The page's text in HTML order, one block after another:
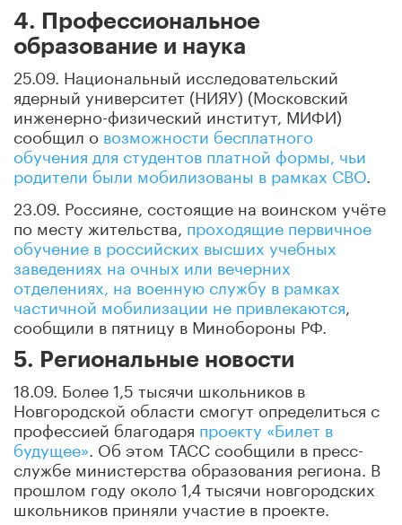
4. Профессиональное
образование и наука
25.09. Национальный исследовательский
ядерный университет (НИЯУ) (Московский
инженерно-физический институт, МИФИ)
сообщил о возможности бесплатного
обучения для студентов платной формы, чьи
родители были мобилизованы в рамках СВО
23.09. Россияне, состоящие на воинском учёте
по месту жительства, проходящие первичное
обучение в российских высших учебных
заведениях на очных или вечерних
отделениях, на военную службу в рамках
частичной мобилизации не привлекаются
сообщили в пятницу в Минобороны РФ.
5. Региональные новости
18.09. Более 1,5 тысячи школьников в
Новгородской области смогут определиться с
профессией благодаря проекту «Билет в
будущее» . Об этом ТАСС сообщили в пресс-
службе министерства образования региона. В
прошлом году около 1,4 тысячи новгородских
школьников приняли участие в проекте.